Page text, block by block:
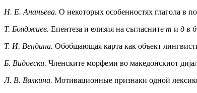
Н. Е. Ананьева. О некоторых особенностях глагола в
Т. Бояджиев. Епентеза и елизия на съгласните т и д в
Т. И. Вендина. Обобщающая карта как объект
Б. Видоески. Членските морфеми во македонскиот
Л. В. Вялкина. Мотивационные признаки одной